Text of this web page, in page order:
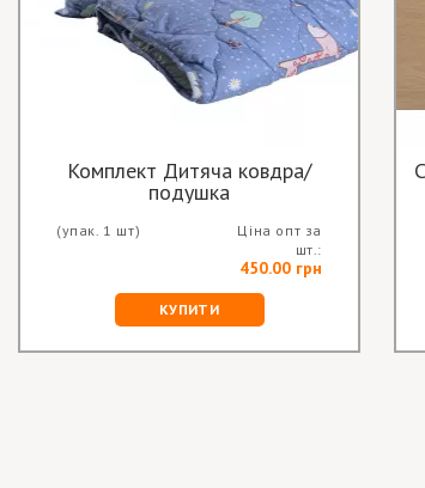
Комплект Дитяча ковдра/
подушка
(упак. 1 шт)
Ціна опт за
шт.:
450.00 грн
КУПИТИ